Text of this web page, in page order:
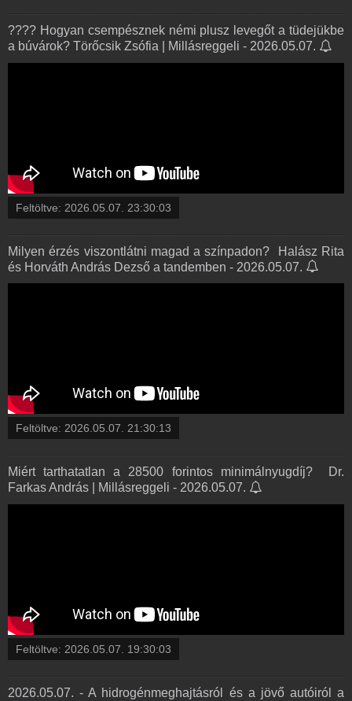
???? Hogyan csempésznek némi plusz levegőt a tüdejükbe
a búvárok? ️Törőcsik Zsófia | Millásreggeli - 2026.05.07.
Feltöltve: 2026.05.07. 23:30:03
Milyen érzés viszontlátni magad a színpadon? ️ Halász Rita
és Horváth András Dezső a tandemben - 2026.05.07.
Feltöltve: 2026.05.07. 21:30:13
Miért tarthatatlan a 28500 forintos minimálnyugdíj? ️ Dr.
Farkas András | Millásreggeli - 2026.05.07.
Feltöltve: 2026.05.07. 19:30:03
2026.05.07. - A hidrogénmeghajtásról és a jövő autóiról a